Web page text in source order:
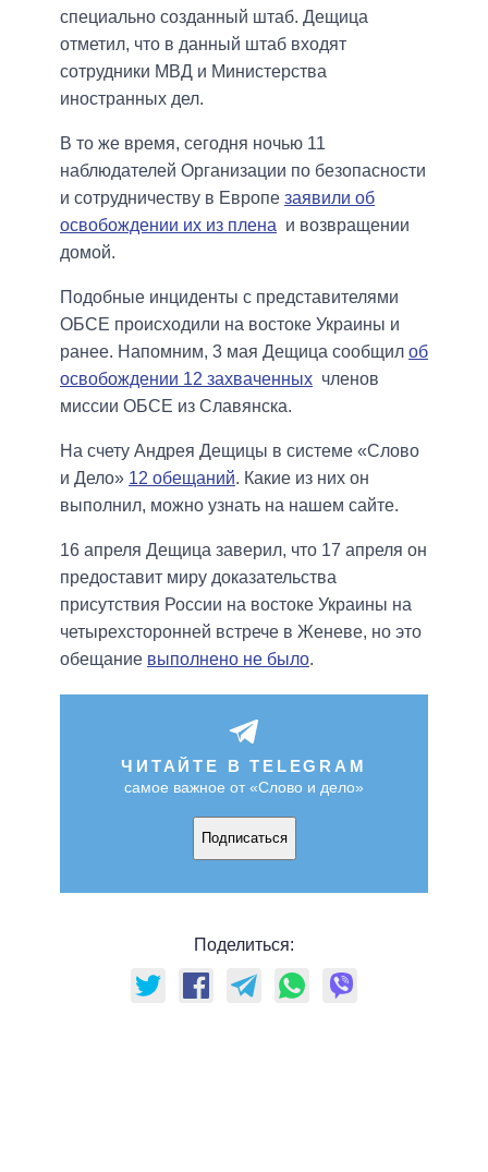
специально созданный штаб. Дещица
отметил, что в данный штаб входят
сотрудники МВД и Министерства
иностранных дел.
В то же время, сегодня ночью 11
наблюдателей Организации по безопасности
и сотрудничеству в Европе заявили об
освобождении их из плена и возвращении
домой.
Подобные инциденты с представителями
ОБСЕ происходили на востоке Украины и
ранее. Напомним, 3 мая Дещица сообщил об
освобождении 12 захваченных членов
миссии ОБСЕ из Славянска.
На счету Андрея Дещицы в системе «Слово
и Дело» 12 обещаний. Какие из них он
выполнил, можно узнать на нашем сайте.
16 апреля Дещица заверил, что 17 апреля он
предоставит миру доказательства
присутствия России на востоке Украины на
четырехсторонней встрече в Женеве, но это
обещание выполнено не было.
ЧИТАЙТЕ В TELEGRAM
самое важное от «Слово и дело»
Подписаться
Поделиться: